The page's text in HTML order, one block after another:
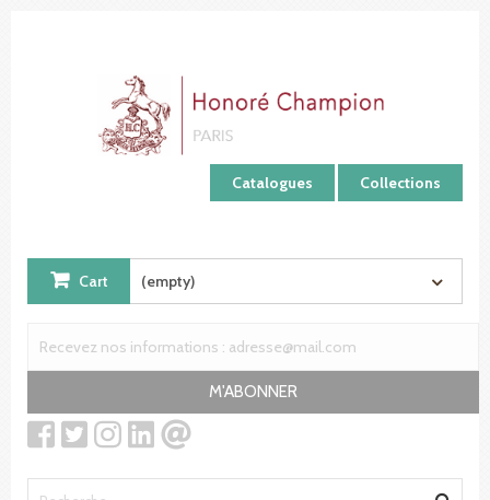
Catalogues Collections
Cart (empty)
M'ABONNER